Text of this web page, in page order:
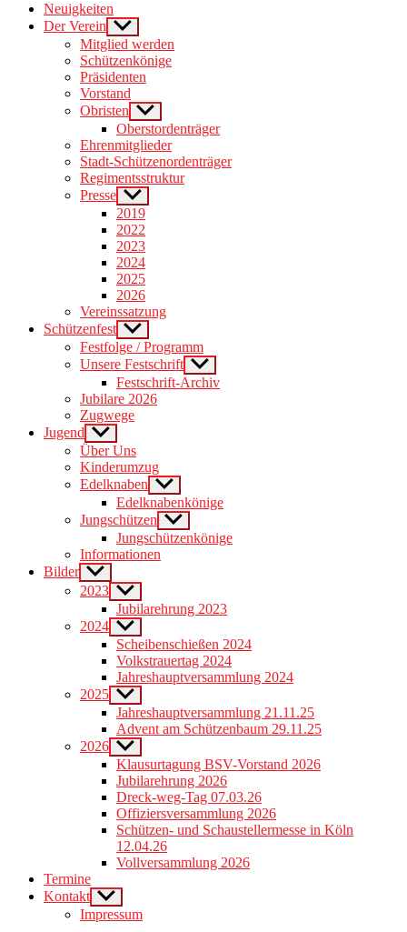
Neuigkeiten
Der Verein Show
sub
menu
Mitglied werden
Schützenkönige
Präsidenten
Vorstand
Obristen Show
sub
menu
Oberstordenträger
Ehrenmitglieder
Stadt-Schützenordenträger
Regimentsstruktur
Presse Show
sub
menu
2019
2022
2023
2024
2025
2026
Vereinssatzung
Schützenfest Show
sub
menu
Festfolge / Programm
Unsere Festschrift Show
sub
menu
Festschrift-Archiv
Jubilare 2026
Zugwege
Jugend Show
sub
menu
Über Uns
Kinderumzug
Edelknaben Show
sub
menu
Edelknabenkönige
Jungschützen Show
sub
menu
Jungschützenkönige
Informationen
Bilder Show
sub
menu
2023 Show
sub
menu
Jubilarehrung 2023
2024 Show
sub
menu
Scheibenschießen 2024
Volkstrauertag 2024
Jahreshauptversammlung 2024
2025 Show
sub
menu
Jahreshauptversammlung 21.11.25
Advent am Schützenbaum 29.11.25
2026 Show
sub
menu
Klausurtagung BSV-Vorstand 2026
Jubilarehrung 2026
Dreck-weg-Tag 07.03.26
Offiziersversammlung 2026
Schützen- und Schaustellermesse in Köln
12.04.26
Vollversammlung 2026
Termine
Kontakt Show
sub
menu
Impressum